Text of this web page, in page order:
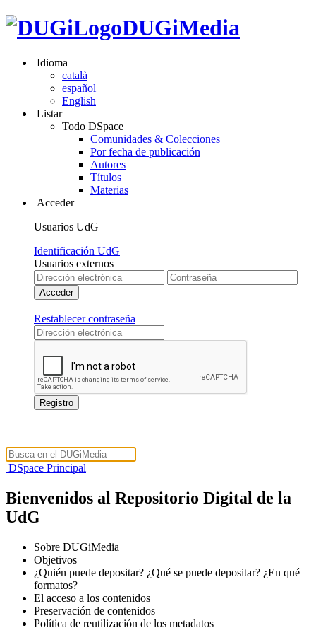
DUGiMedia
Idioma
català
español
English
Listar
Todo DSpace
Comunidades & Colecciones
Por fecha de publicación
Autores
Títulos
Materias
Acceder
Usuarios UdG
Identificación UdG
Usuarios externos
Restablecer contraseña
DSpace Principal
Bienvenidos al Repositorio Digital de la
UdG
Sobre DUGiMedia
Objetivos
¿Quién puede depositar? ¿Qué se puede depositar? ¿En qué
formatos?
El acceso a los contenidos
Preservación de contenidos
Política de reutilización de los metadatos